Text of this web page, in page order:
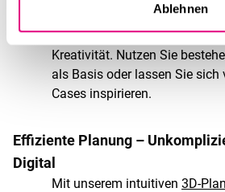
Ablehnen
Unsere zahlreichen
dabei als Sprungbrett für Ihre
Kreativität. Nutzen Sie
als Basis oder lassen Sie sich
Cases inspirieren.
Effiziente Planung –
Digital
Mit unserem intuitiven 3D-